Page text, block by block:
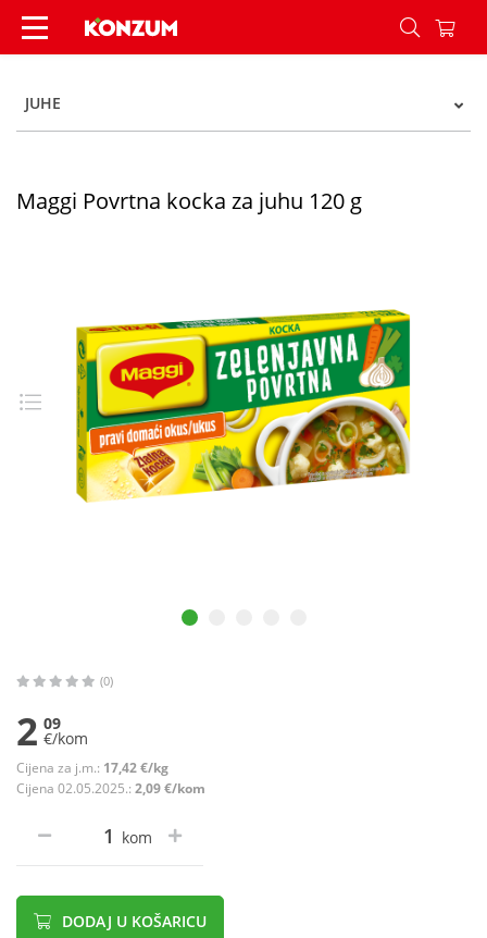
Maggi Povrtna kocka za juhu 120 g - Konzum
JUHE
Maggi Povrtna kocka za juhu 120 g
(0)
2 09
€/kom
Cijena za j.m.: 17,42 €/kg
Cijena 02.05.2025.: 2,09 €/kom
kom
DODAJ U KOŠARICU